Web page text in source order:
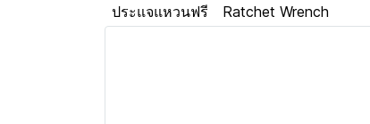
ประแจแหวนฟรี Ratchet Wrench